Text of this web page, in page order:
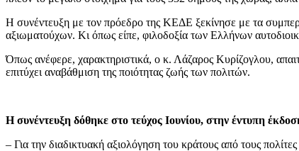
Η συνέντευξη με τον πρόεδρο της ΚΕΔΕ ξεκίνησε με τα
αξιωματούχων. Κι όπως είπε, φιλοδοξία των Ελλήνων
Όπως ανέφερε, χαρακτηριστικά, ο κ. Λάζαρος Κυρίζογλου,
επιτύχει αναβάθμιση της ποιότητας ζωής των πολιτών.
Η συνέντευξη δόθηκε στο τεύχος Ιουνίου, στην έντυπη
– Για την διαδικτυακή αξιολόγηση του κράτους από τους